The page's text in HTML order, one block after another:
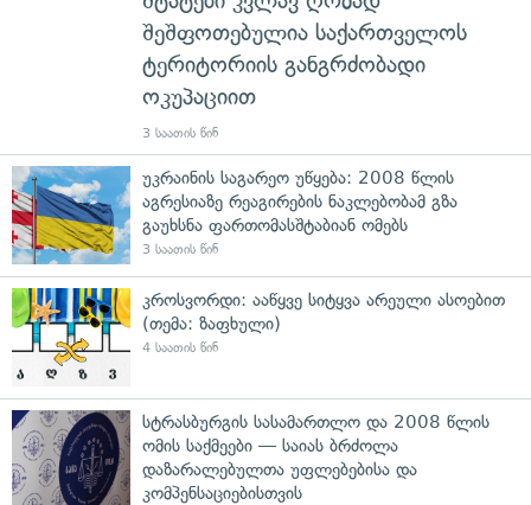
შეშფოთებულია საქართველოს
ტერიტორიის განგრძობადი
ოკუპაციით
3 საათის წინ
უკრაინის საგარეო უწყება: 2008 წლის
აგრესიაზე რეაგირების ნაკლებობამ გზა
გაუხსნა ფართომასშტაბიან ომებს
3 საათის წინ
კროსვორდი: ააწყვე სიტყვა არეული ასოებით
(თემა: ზაფხული)
4 საათის წინ
სტრასბურგის სასამართლო და 2008 წლის
ომის საქმეები — საიას ბრძოლა
დაზარალებულთა უფლებებისა და
კომპენსაციებისთვის